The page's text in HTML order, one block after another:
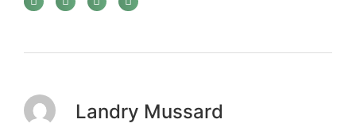
Landry Mussard